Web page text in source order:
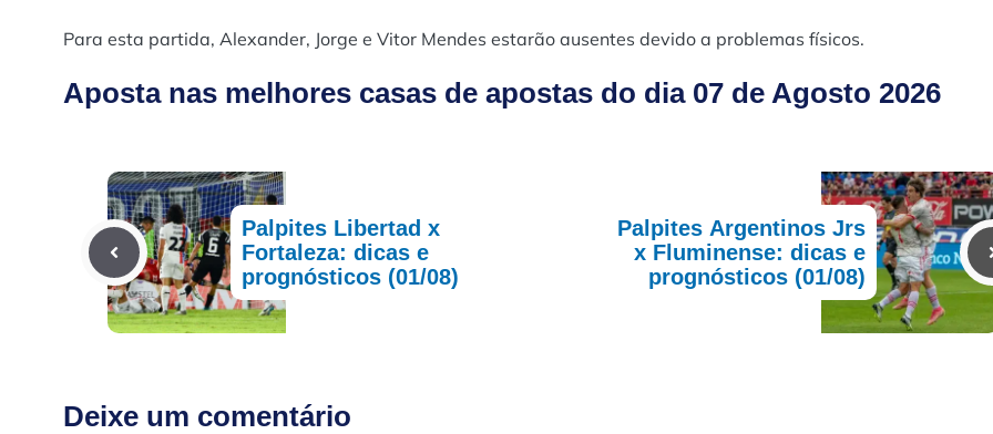
Para esta partida, Alexander, Jorge e Vitor Mendes estarão ausentes devido a problemas físicos.
Aposta nas melhores casas de apostas do dia 07 de Agosto 2026
Palpites Libertad x
Fortaleza: dicas e
prognósticos (01/08)
Palpites Argentinos Jrs
x Fluminense: dicas e
prognósticos (01/08)
Deixe um comentário